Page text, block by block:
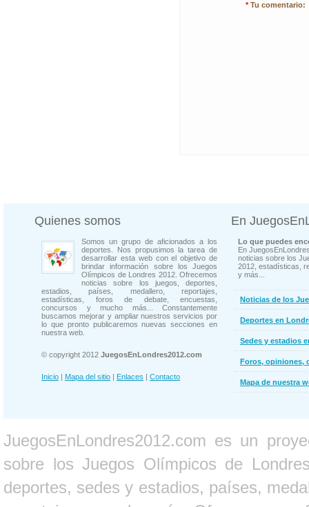
* Tu comentario:
Quienes somos
Somos un grupo de aficionados a los
deportes. Nos propusimos la tarea de
desarrollar esta web con el objetivo de
brindar información sobre los Juegos
Olímpicos de Londres 2012. Ofrecemos
noticias sobre los juegos, deportes,
estadios, países, medallero, reportajes,
estadísticas, foros de debate, encuestas,
concursos y mucho más... Constantemente
buscamos mejorar y ampliar nuestros servicios por
lo que pronto publicaremos nuevas secciones en
nuestra web.
© copyright 2012 JuegosEnLondres2012.com
Inicio | Mapa del sitio | Enlaces | Contacto
En
Lo que puedes
En
noticias sobre los
2012, estadísticas,
y más...
Noticias de los
Deportes en
Sedes y estadios
Foros, opiniones,
Mapa de nuestra
JuegosEnLondres2012.com es un
sobre los Juegos Olímpicos de
deportes, sedes y estadios, países,